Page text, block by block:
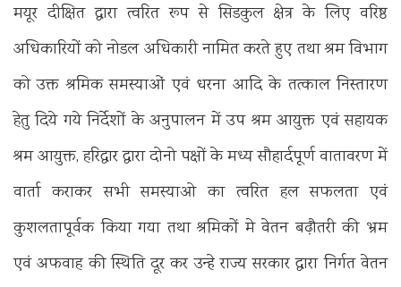
मयूर दीक्षित द्वारा त्वरित रूप से सिडकुल क्षेत्र के लिए वरिष्ठ
अधिकारियों को नोडल अधिकारी नामित करते हुए तथा श्रम विभाग
को उक्त श्रमिक समस्याओं एवं धरना आदि के तत्काल निस्तारण
हेतु दिये गये निर्देशों के अनुपालन में उप श्रम आयुक्त एवं सहायक
श्रम आयुक्त, हरिद्वार द्वारा दोनो पक्षों के मध्य सौहार्दपूर्ण वातावरण में
वार्ता कराकर सभी समस्याओ का त्वरित हल सफलता एवं
कुशलतापूर्वक किया गया तथा श्रमिकों मे वेतन बढ़ौतरी की भ्रम
एवं अफवाह की स्थिति दूर कर उन्हे राज्य सरकार द्वारा निर्गत वेतन